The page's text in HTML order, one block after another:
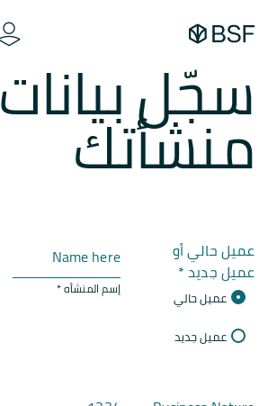
سجّل بيانات
منشأتك
عميل حالي أو
عميل جديد *
عميل حالي
عميل جديد
إسم المنشأه *